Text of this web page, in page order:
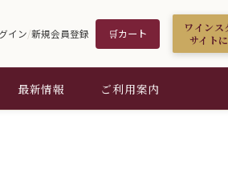
イン/新規会員登録 🛒カート
ワインス
サイト
最新情報 ご利用案内